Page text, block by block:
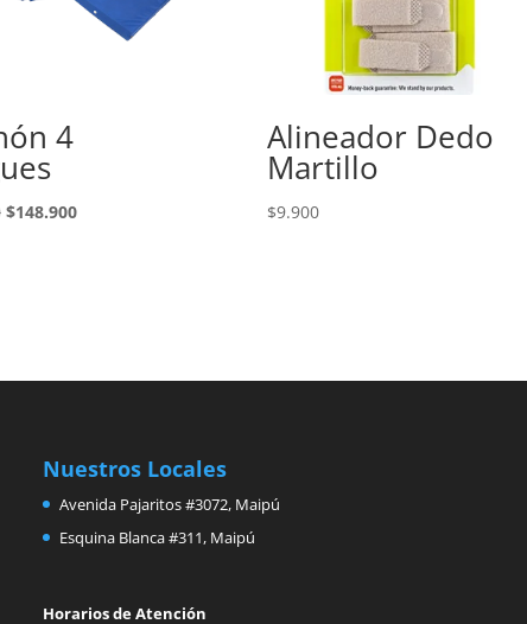
4
El
$148.900El
Alineador Dedo
Martillo
$9.900
Nuestros Locales
Avenida Pajaritos #3072, Maipú
Esquina Blanca #311, Maipú
Horarios de Atención